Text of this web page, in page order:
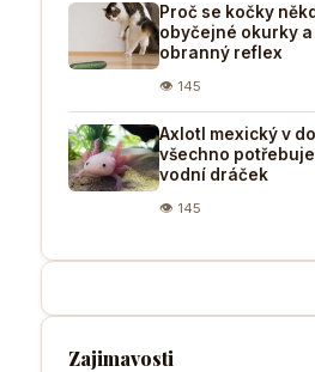
Proč se kočky
obyčejné okurky
obranný reflex
👁 145
Axlotl mexický v
všechno
vodní dráček
👁 145
Zajimavosti